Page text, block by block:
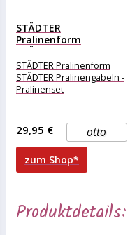
STÄDTER
Pralinenform
Pralinengabeln –
Pralinenset
STÄDTER Pralinenform
STÄDTER Pralinengabeln -
Pralinenset
otto
29,95 €
zum Shop*